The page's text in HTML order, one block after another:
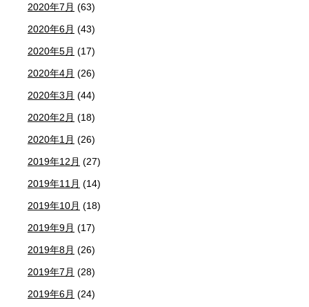
2020年7月 (63)
2020年6月 (43)
2020年5月 (17)
2020年4月 (26)
2020年3月 (44)
2020年2月 (18)
2020年1月 (26)
2019年12月 (27)
2019年11月 (14)
2019年10月 (18)
2019年9月 (17)
2019年8月 (26)
2019年7月 (28)
2019年6月 (24)